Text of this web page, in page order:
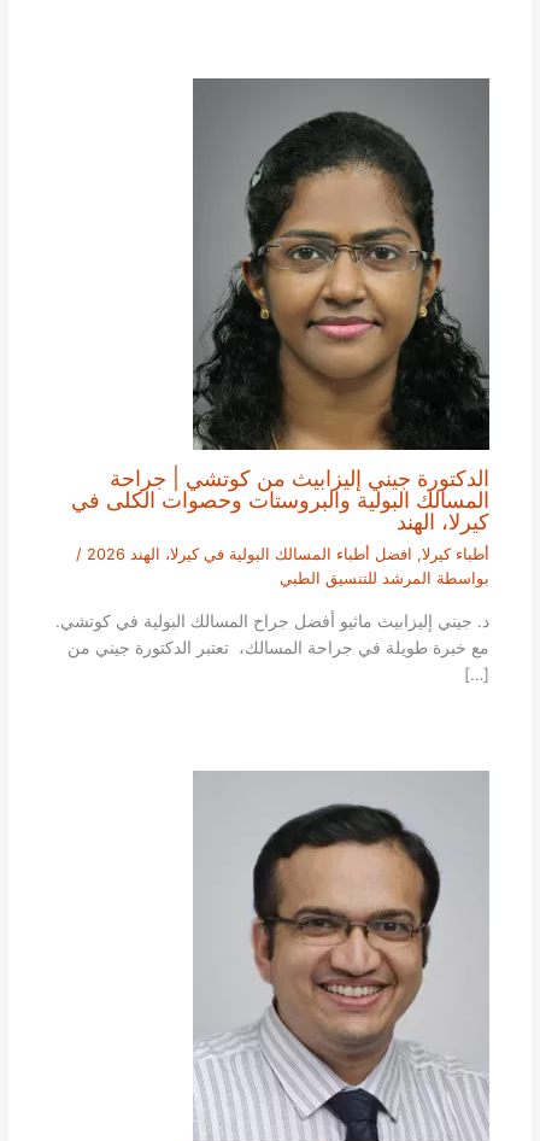
الدكتورة جيني إليزابيث من كوتشي | جراحة
المسالك البولية والبروستات وحصوات الكلى في
كيرلا، الهند
أطباء كيرلا, افضل أطباء المسالك البولية في كيرلا، الهند 2026
/
بواسطة المرشد للتنسيق الطبي
د. جيني إليزابيث ماثيو أفضل جراح المسالك البولية في كوتشي.
مع خبرة طويلة في جراحة المسالك، تعتبر الدكتورة جيني من
[…]